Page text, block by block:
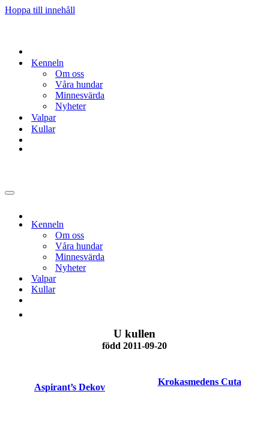
Hoppa till innehåll
Kenneln
Om oss
Våra hundar
Minnesvärda
Nyheter
Valpar
Kullar
Navigeringsmeny
Kenneln
Om oss
Våra hundar
Minnesvärda
Nyheter
Valpar
Kullar
U kullen
född 2011-09-20
Aspirant’s Dekov
Krokasmedens Cuta